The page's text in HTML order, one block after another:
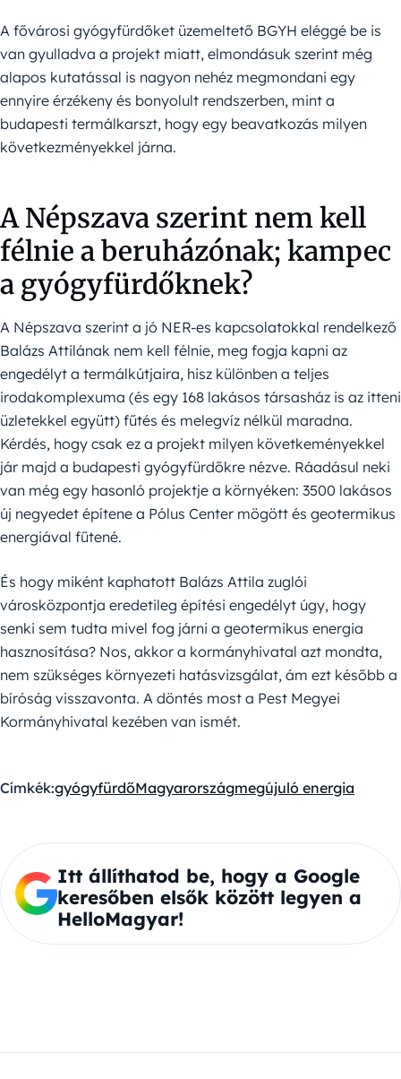
A fővárosi gyógyfürdőket üzemeltető BGYH eléggé be is
van gyulladva a projekt miatt, elmondásuk szerint még
alapos kutatással is nagyon nehéz megmondani egy
ennyire érzékeny és bonyolult rendszerben, mint a
budapesti termálkarszt, hogy egy beavatkozás milyen
következményekkel járna.
A Népszava szerint nem kell
félnie a beruházónak; kampec
a gyógyfürdőknek?
A Népszava szerint a jó NER-es kapcsolatokkal rendelkező
Balázs Attilának nem kell félnie, meg fogja kapni az
engedélyt a termálkútjaira, hisz különben a teljes
irodakomplexuma (és egy 168 lakásos társasház is az itteni
üzletekkel együtt) fűtés és melegvíz nélkül maradna.
Kérdés, hogy csak ez a projekt milyen követkeményekkel
jár majd a budapesti gyógyfürdőkre nézve. Ráadásul neki
van még egy hasonló projektje a környéken: 3500 lakásos
új negyedet építene a Pólus Center mögött és geotermikus
energiával fűtené.
És hogy miként kaphatott Balázs Attila zuglói
városközpontja eredetileg építési engedélyt úgy, hogy
senki sem tudta mivel fog járni a geotermikus energia
hasznosítása? Nos, akkor a kormányhivatal azt mondta,
nem szükséges környezeti hatásvizsgálat, ám ezt később a
bíróság visszavonta. A döntés most a Pest Megyei
Kormányhivatal kezében van ismét.
Címkék:gyógyfürdőMagyarországmegújuló energia
Itt állíthatod be, hogy a Google
keresőben elsők között legyen a
HelloMagyar!